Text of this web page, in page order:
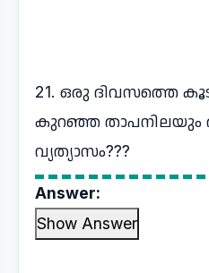
21. ഒരു ദിവസത്തെ
കുറഞ്ഞ താപനിലയും
വ്യത്യാസം???
Answer:
Show Answer